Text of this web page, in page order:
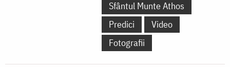
Sfântul Munte Athos
Predici
Video
Fotografii